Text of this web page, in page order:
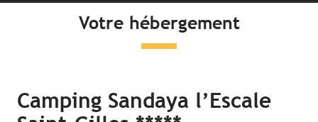
Votre hébergement
Camping Sandaya l’Escale